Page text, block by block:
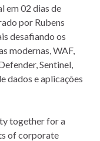
em 02 dias de
por Rubens
desafiando os
modernas, WAF,
Sentinel,
dados e aplicações
together for a
of corporate